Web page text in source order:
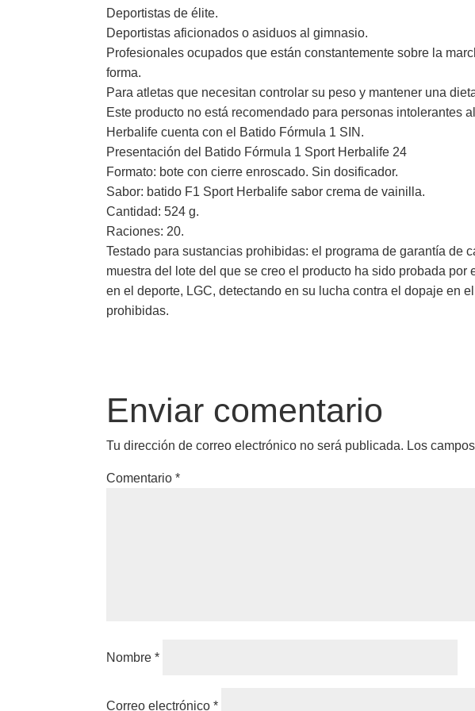
Deportistas de élite.
Deportistas aficionados o asiduos al gimnasio.
Profesionales ocupados que están constantemente sobre la
forma.
Para atletas que necesitan controlar su peso y mantener una
Este producto no está recomendado para personas intolerantes
Herbalife cuenta con el Batido Fórmula 1 SIN.
Presentación del Batido Fórmula 1 Sport Herbalife 24
Formato: bote con cierre enroscado. Sin dosificador.
Sabor: batido F1 Sport Herbalife sabor crema de vainilla.
Cantidad: 524 g.
Raciones: 20.
Testado para sustancias prohibidas: el programa de garantía de
muestra del lote del que se creo el producto ha sido probada
en el deporte, LGC, detectando en su lucha contra el dopaje en
prohibidas.
Enviar comentario
Tu dirección de correo electrónico no será publicada. Los
Comentario*
Nombre*
Correo electrónico*